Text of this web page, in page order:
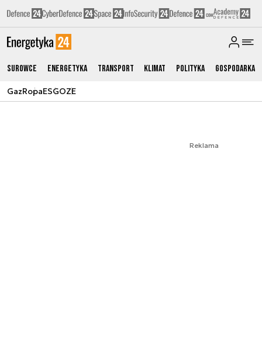
Surowce Energetyka Transport Klimat Polityka Gospodarka
GazRopaESGOZE
Reklama